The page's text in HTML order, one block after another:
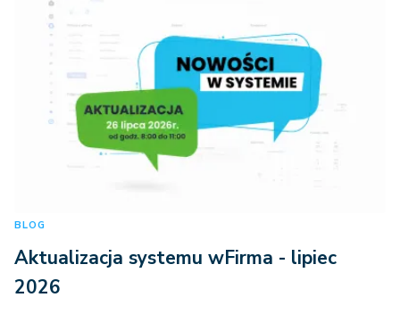
BLOG
Aktualizacja systemu wFirma - lipiec
2026